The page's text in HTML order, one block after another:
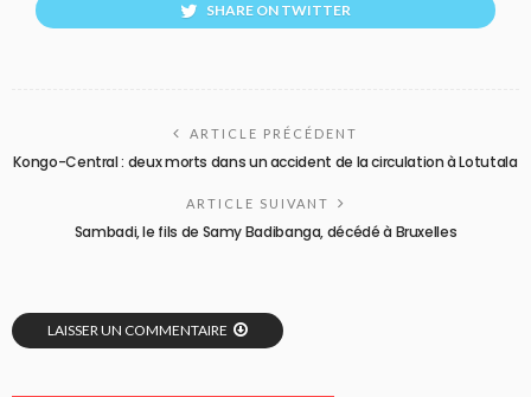
SHARE ON TWITTER
ARTICLE PRÉCÉDENT
Kongo-Central : deux morts dans un accident de la circulation à Lotutala
ARTICLE SUIVANT
Sambadi, le fils de Samy Badibanga, décédé à Bruxelles
LAISSER UN COMMENTAIRE